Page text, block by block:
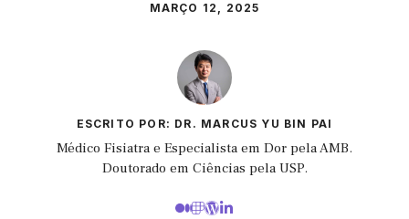
MARÇO 12, 2025
ESCRITO POR: DR. MARCUS YU BIN PAI
Médico Fisiatra e Especialista em Dor pela AMB.
Doutorado em Ciências pela USP.